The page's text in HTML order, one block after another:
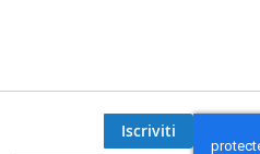
Iscriviti